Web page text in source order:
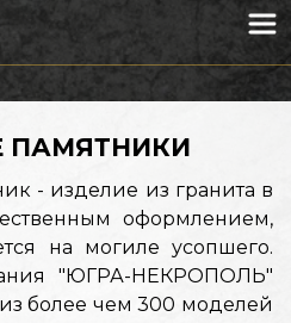
ПАМЯТНИКИ
- изделие из гранита в
оформлением,
на могиле усопшего.
"ЮГРА-НЕКРОПОЛЬ"
из более чем 300 моделей